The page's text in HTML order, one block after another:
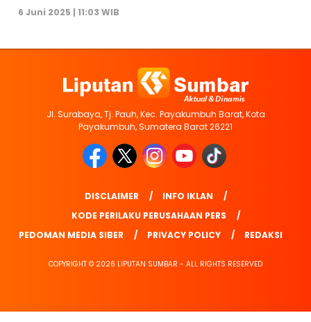
6 Juni 2025 | 11:03 WIB
Jl. Surabaya, Tj. Pauh, Kec. Payakumbuh Barat, Kota
Payakumbuh, Sumatera Barat 26221
DISCLAIMER
INFO IKLAN
KODE PERILAKU PERUSAHAAN PERS
PEDOMAN MEDIA SIBER
PRIVACY POLICY REDAKSI
COPYRIGHT © 2026 LIPUTAN SUMBAR - ALL RIGHTS RESERVED